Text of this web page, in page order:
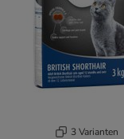
3 Varianten